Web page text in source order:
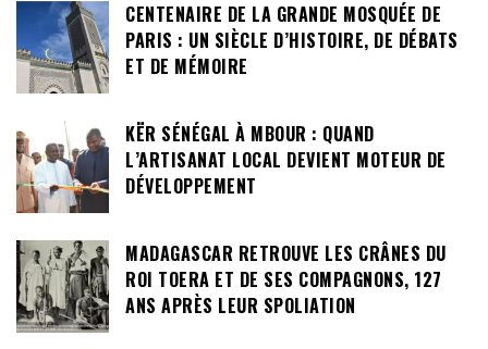
CENTENAIRE DE LA GRANDE MOSQUÉE DE
PARIS : UN SIÈCLE D’HISTOIRE, DE DÉBATS
ET DE MÉMOIRE
KËR SÉNÉGAL À MBOUR : QUAND
L’ARTISANAT LOCAL DEVIENT MOTEUR DE
DÉVELOPPEMENT
MADAGASCAR RETROUVE LES CRÂNES DU
ROI TOERA ET DE SES COMPAGNONS, 127
ANS APRÈS LEUR SPOLIATION